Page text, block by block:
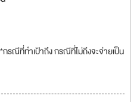
รณีที่ทำเป้าถึง กรณีที่ไม่ถึงจะจ่ายเป็น